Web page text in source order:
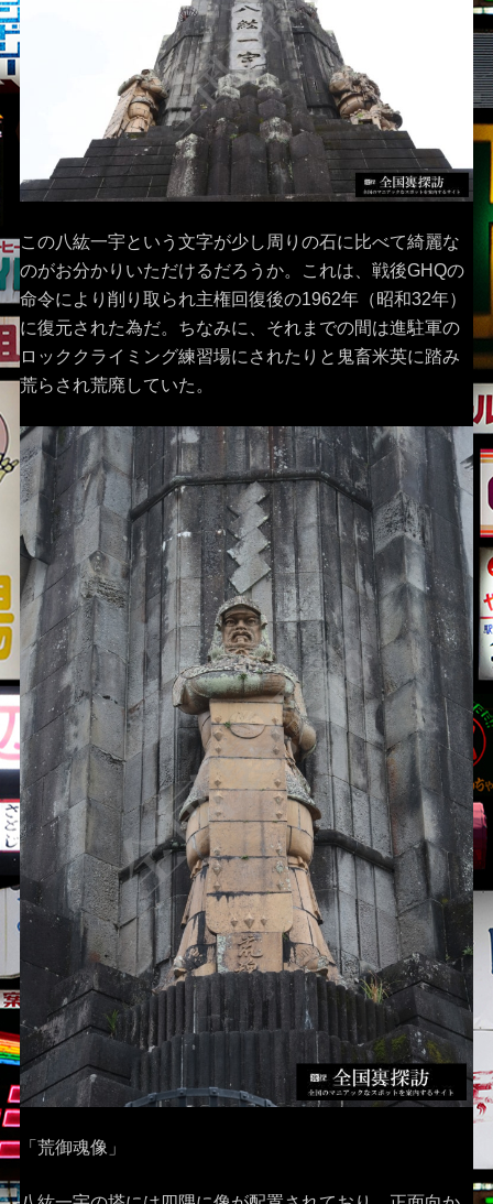
この八紘一宇という文字が少し周りの石に比べて綺麗な
のがお分かりいただけるだろうか。これは、戦後GHQの
命令により削り取られ主権回復後の1962年（昭和32年）
に復元された為だ。ちなみに、それまでの間は進駐軍の
ロッククライミング練習場にされたりと鬼畜米英に踏み
荒らされ荒廃していた。
「荒御魂像」